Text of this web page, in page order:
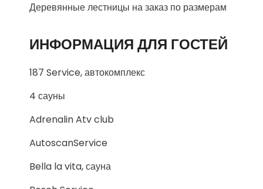
Деревянные лестницы на заказ по размерам
ИНФОРМАЦИЯ ДЛЯ ГОСТЕЙ
187 Service, автокомплекс
4 сауны
Adrenalin Atv club
AutoscanService
Bella la vita, сауна